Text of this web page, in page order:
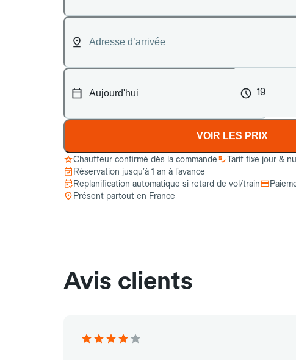
19
VOIR LES PRIX
Chauffeur confirmé dès la commande
Tarif fixe jour &
Réservation jusqu’à 1 an à l’avance
Replanification automatique si retard de vol/train
Présent partout en France
Avis clients